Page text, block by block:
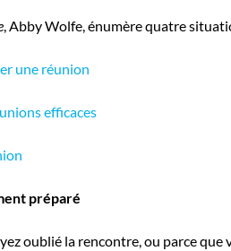
, Abby Wolfe, énumère quatre
une réunion
efficaces
préparé
oublié la rencontre, ou parce que